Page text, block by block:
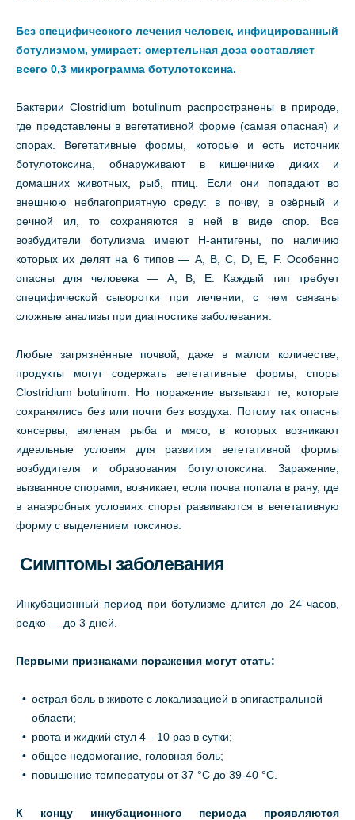
Без специфического лечения человек, инфицированный
ботулизмом, умирает: смертельная доза составляет
всего 0,3 микрограмма ботулотоксина.
Бактерии Clostridium botulinum распространены в природе,
где представлены в вегетативной форме (самая опасная) и
спорах. Вегетативные формы, которые и есть источник
ботулотоксина, обнаруживают в кишечнике диких и
домашних животных, рыб, птиц. Если они попадают во
внешнюю неблагоприятную среду: в почву, в озёрный и
речной ил, то сохраняются в ней в виде спор. Все
возбудители ботулизма имеют Н-антигены, по наличию
которых их делят на 6 типов — А, В, С, D, Е, F. Особенно
опасны для человека — А, В, Е. Каждый тип требует
специфической сыворотки при лечении, с чем связаны
сложные анализы при диагностике заболевания.
Любые загрязнённые почвой, даже в малом количестве,
продукты могут содержать вегетативные формы, споры
Clostridium botulinum. Но поражение вызывают те, которые
сохранялись без или почти без воздуха. Потому так опасны
консервы, вяленая рыба и мясо, в которых возникают
идеальные условия для развития вегетативной формы
возбудителя и образования ботулотоксина. Заражение,
вызванное спорами, возникает, если почва попала в рану, где
в анаэробных условиях споры развиваются в вегетативную
форму с выделением токсинов.
Симптомы заболевания
Инкубационный период при ботулизме длится до 24 часов,
редко — до 3 дней.
Первыми признаками поражения могут стать:
острая боль в животе с локализацией в эпигастральной
области;
рвота и жидкий стул 4—10 раз в сутки;
общее недомогание, головная боль;
повышение температуры от 37 °С до 39-40 °С.
К концу инкубационного периода проявляются